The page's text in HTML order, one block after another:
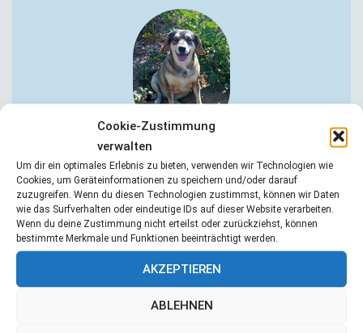
Cookie-Zustimmung
verwalten
Um dir ein optimales Erlebnis zu bieten, verwenden wir Technologien wie
Cookies, um Geräteinformationen zu speichern und/oder darauf
zuzugreifen. Wenn du diesen Technologien zustimmst, können wir Daten
wie das Surfverhalten oder eindeutige IDs auf dieser Website verarbeiten.
Wenn du deine Zustimmung nicht erteilst oder zurückziehst, können
bestimmte Merkmale und Funktionen beeinträchtigt werden.
AKZEPTIEREN
ABLEHNEN